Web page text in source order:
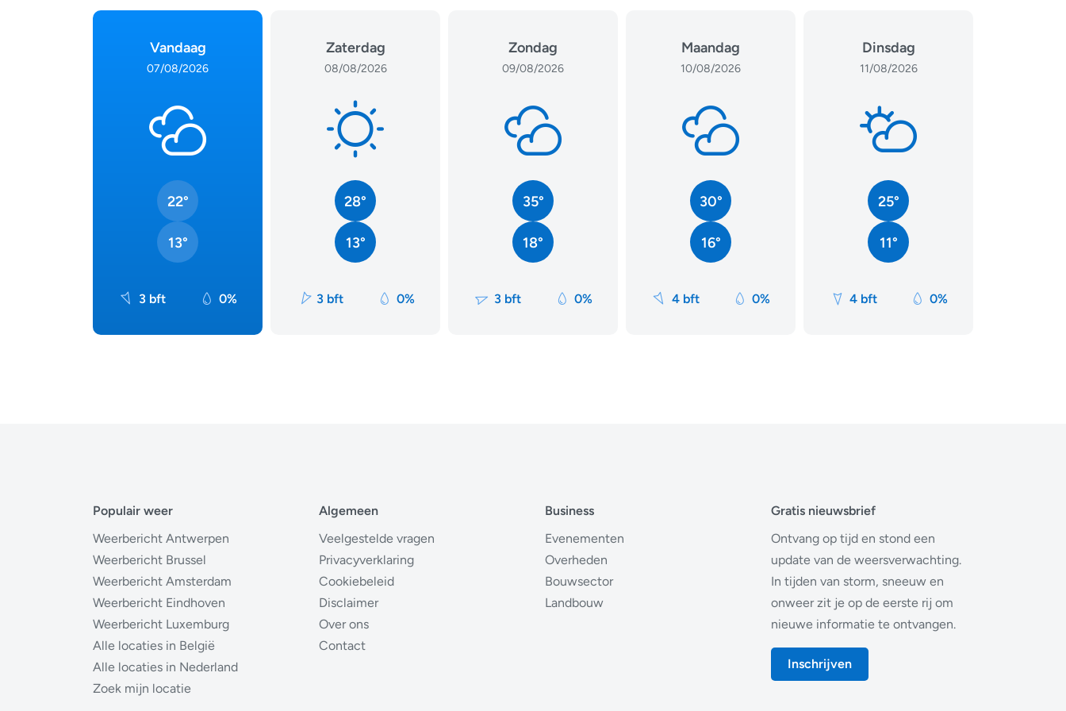
Vandaag
07/08/2026
22°
13°
3 bft 0%
Zaterdag
08/08/2026
28°
13°
3 bft 0%
Zondag
09/08/2026
35°
18°
3 bft 0%
Maandag
10/08/2026
30°
16°
4 bft 0%
Dinsdag
11/08/2026
25°
11°
4 bft 0%
Populair weer
Weerbericht Antwerpen
Weerbericht Brussel
Weerbericht Amsterdam
Weerbericht Eindhoven
Weerbericht Luxemburg
Alle locaties in België
Alle locaties in Nederland
Zoek mijn locatie
Algemeen
Veelgestelde vragen
Privacyverklaring
Cookiebeleid
Disclaimer
Over ons
Contact
Business
Evenementen
Overheden
Bouwsector
Landbouw
Gratis nieuwsbrief
Ontvang op tijd en stond een
update van de weersverwachting.
In tijden van storm, sneeuw en
onweer zit je op de eerste rij om
nieuwe informatie te ontvangen.
Inschrijven